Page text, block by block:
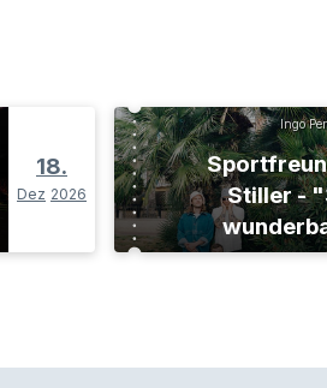
18.
Dez 2026
Ingo
Stiller -
Jahre"-